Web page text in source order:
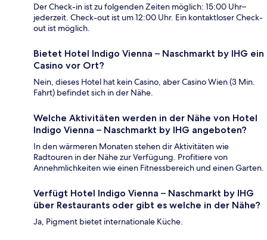
Der Check-in ist zu folgenden Zeiten möglich: 15:00 Uhr–
jederzeit. Check-out ist um 12:00 Uhr. Ein kontaktloser Check-
out ist möglich.
Bietet Hotel Indigo Vienna – Naschmarkt by IHG ein
Casino vor Ort?
Nein, dieses Hotel hat kein Casino, aber Casino Wien (3 Min.
Fahrt) befindet sich in der Nähe.
Welche Aktivitäten werden in der Nähe von Hotel
Indigo Vienna – Naschmarkt by IHG angeboten?
In den wärmeren Monaten stehen dir Aktivitäten wie
Radtouren in der Nähe zur Verfügung. Profitiere von
Annehmlichkeiten wie einen Fitnessbereich und einen Garten.
Verfügt Hotel Indigo Vienna – Naschmarkt by IHG
über Restaurants oder gibt es welche in der Nähe?
Ja, Pigment bietet internationale Küche.